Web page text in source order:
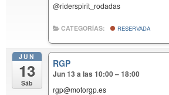
@riderspirit_rodadas
CATEGORÍAS: RESERVADA
JUN
13
Sáb
RGP
Jun 13 a las 10:00 – 18:00
rgp@motorgp.es